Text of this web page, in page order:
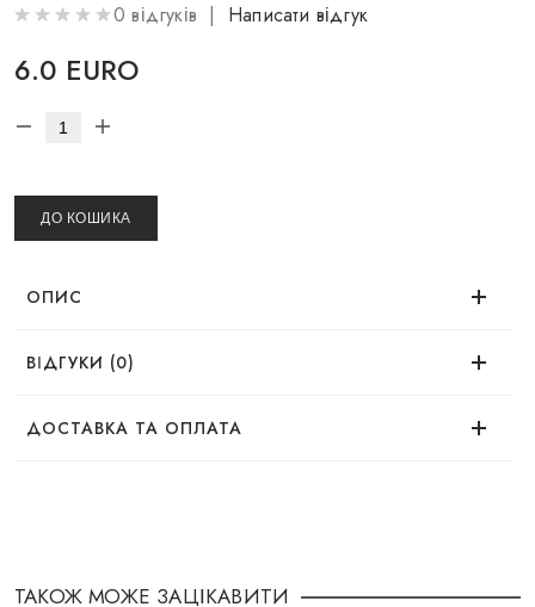
0 відгуків | Написати відгук
6.0 EURO
ДО КОШИКА
ОПИС
ВІДГУКИ (0)
Немає відгуків про цей товар.
ДОСТАВКА ТА ОПЛАТА
способом:
ТАКОЖ МОЖЕ ЗАЦІКАВИТИ